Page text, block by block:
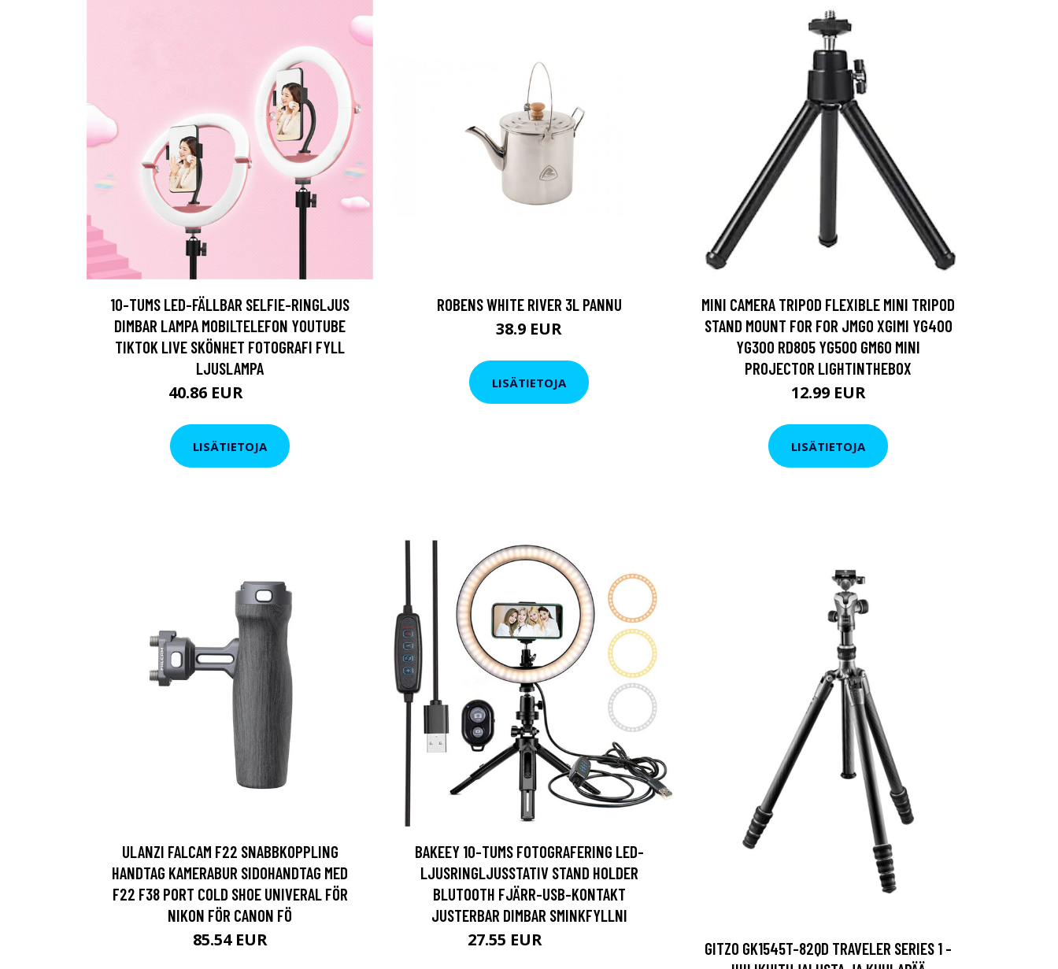
10-TUMS LED-FÄLLBAR SELFIE-RINGLJUS
DIMBAR LAMPA MOBILTELEFON YOUTUBE
TIKTOK LIVE SKÖNHET FOTOGRAFI FYLL
LJUSLAMPA
40.86 EUR
LISÄTIETOJA
ROBENS WHITE RIVER 3L PANNU
38.9 EUR
LISÄTIETOJA
MINI CAMERA TRIPOD FLEXIBLE MINI TRIPOD
STAND MOUNT FOR FOR JMGO XGIMI YG400
YG300 RD805 YG500 GM60 MINI
PROJECTOR LIGHTINTHEBOX
12.99 EUR
LISÄTIETOJA
ULANZI FALCAM F22 SNABBKOPPLING
HANDTAG KAMERABUR SIDOHANDTAG MED
F22 F38 PORT COLD SHOE UNIVERAL FÖR
NIKON FÖR CANON FÖ
85.54 EUR
BAKEEY 10-TUMS FOTOGRAFERING LED-
LJUSRINGLJUSSTATIV STAND HOLDER
BLUTOOTH FJÄRR-USB-KONTAKT
JUSTERBAR DIMBAR SMINKFYLLNI
27.55 EUR
GITZO GK1545T-82QD TRAVELER SERIES 1 -